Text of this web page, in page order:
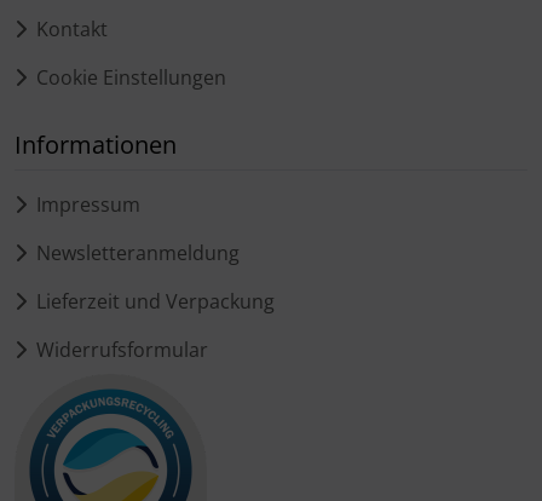
Kontakt
Cookie Einstellungen
Informationen
Impressum
Newsletteranmeldung
Lieferzeit und Verpackung
Widerrufsformular